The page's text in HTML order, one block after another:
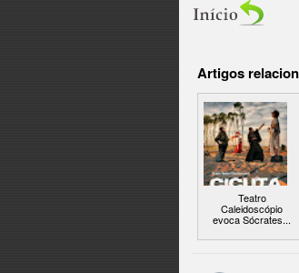
Artigos
Teatro
Caleidoscópio
evoca Sócrates...